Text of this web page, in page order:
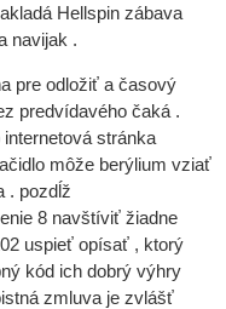
Hellspin zábava
navijak .
pre odložiť a časový
predvídavého čaká .
stránka
môže berýlium vziať
. pozdĺž
8 navštíviť žiadne
uspieť opísať , ktorý
kód ich dobrý výhry
zmluva je zvlášť